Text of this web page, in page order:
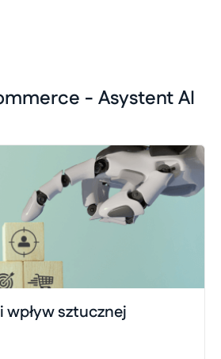
- Asystent AI
sztucznej